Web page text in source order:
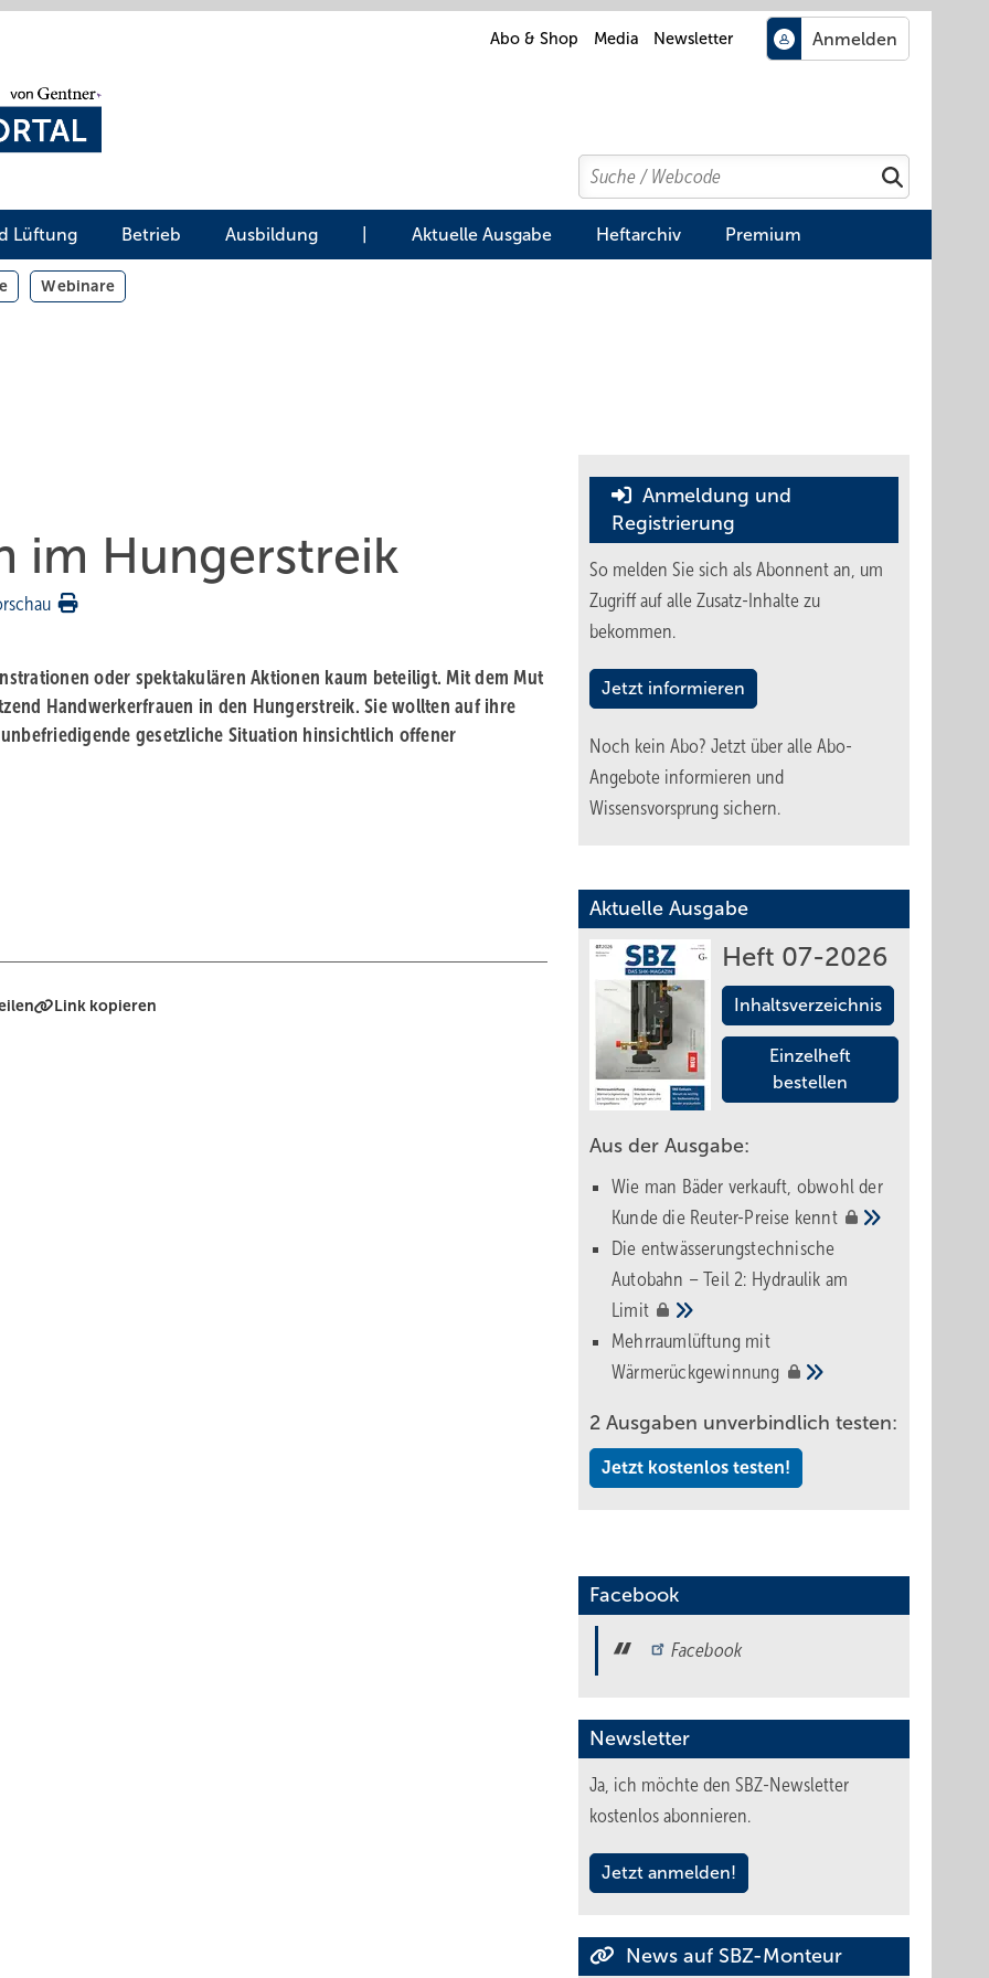
Abo & Shop Media Newsletter
Search
Suchen
Lüftung Betrieb Ausbildung Aktuelle Ausgabe Heftarchiv Premium
Webinare
im Hungerstreik
oder spektakulären Aktionen kaum beteiligt. Mit dem Mut
Handwerkerfrauen in den Hungerstreik. Sie wollten auf ihre
gesetzliche Situation hinsichtlich offener
Link kopieren
Anmeldung und
Registrierung
So melden Sie sich als Abonnent an, um
Zugriff auf alle Zusatz-Inhalte zu
bekommen.
Jetzt informieren
Noch kein Abo? Jetzt über alle Abo-
Angebote informieren und
Wissensvorsprung sichern.
Aktuelle Ausgabe
Heft 07-2026
Inhaltsverzeichnis
Einzelheft
bestellen
Aus der Ausgabe:
Wie man Bäder verkauft, obwohl der
Kunde die Reuter-Preise kennt
Die entwässerungstechnische
Autobahn – Teil 2: Hydraulik am
Limit
Mehrraumlüftung mit
Wärmerückgewinnung
2 Ausgaben unverbindlich testen:
Jetzt kostenlos testen!
Facebook
Facebook
Newsletter
Ja, ich möchte den SBZ-Newsletter
kostenlos abonnieren.
Jetzt anmelden!
News auf SBZ-Monteur